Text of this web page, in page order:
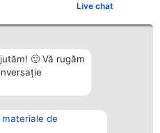
Live chat
🙂 Vă rugăm
deContact